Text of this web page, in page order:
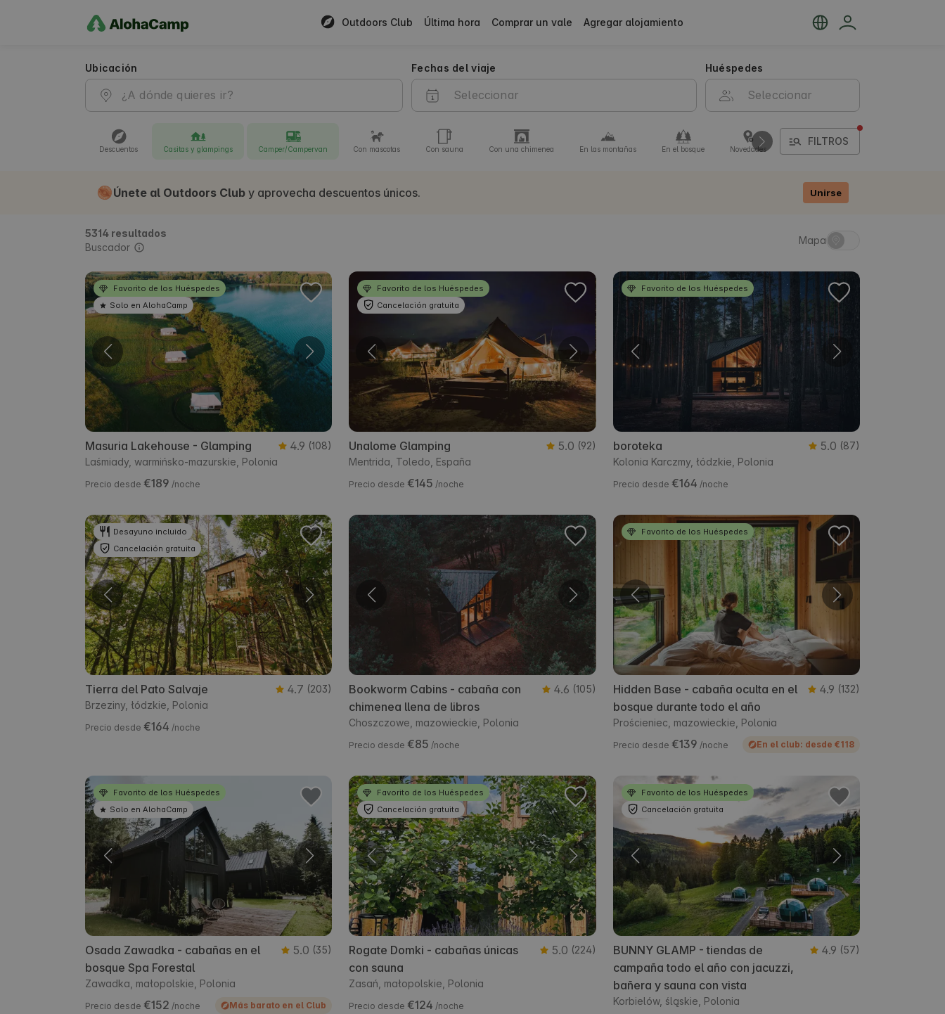
Outdoors Club Última hora Comprar un vale Agregar alojamiento
Ubicación Fechas del viaje Huéspedes
Descuentos Casitas y glampings Camper/Campervan Con mascotas Con sauna Con una chimenea En las montañas En el bosque Novedades
FILTROS
Únete al Outdoors Club y aprovecha descuentos únicos. Unirse
5314 resultados
Buscador
Mapa
Favorito de los Huéspedes
Solo en AlohaCamp
Masuria Lakehouse - Glamping 4.9 (108)
Laśmiady, warmińsko-mazurskie, Polonia
Precio desde €189 /noche
Favorito de los Huéspedes
Cancelación gratuita
Unalome Glamping 5.0 (92)
Mentrida, Toledo, España
Precio desde €145 /noche
Favorito de los Huéspedes
boroteka 5.0 (87)
Kolonia Karczmy, łódzkie, Polonia
Precio desde €164 /noche
Desayuno incluido
Cancelación gratuita
Tierra del Pato Salvaje 4.7 (203)
Brzeziny, łódzkie, Polonia
Precio desde €164 /noche
Bookworm Cabins - cabaña con
chimenea llena de libros
4.6 (105)
Choszczowe, mazowieckie, Polonia
Precio desde €85 /noche
Favorito de los Huéspedes
Hidden Base - cabaña oculta en el
bosque durante todo el año
4.9 (132)
Prościeniec, mazowieckie, Polonia
Precio desde €139 /noche En el club: desde €118
Favorito de los Huéspedes
Solo en AlohaCamp
Osada Zawadka - cabañas en el
bosque Spa Forestal
5.0 (35)
Zawadka, małopolskie, Polonia
Precio desde €152 /noche Más barato en el Club
Favorito de los Huéspedes
Cancelación gratuita
Rogate Domki - cabañas únicas
con sauna
5.0 (224)
Zasań, małopolskie, Polonia
Precio desde €124 /noche
Favorito de los Huéspedes
Cancelación gratuita
BUNNY GLAMP - tiendas de
campaña todo el año con jacuzzi,
bañera y sauna con vista
4.9 (57)
Korbielów, śląskie, Polonia